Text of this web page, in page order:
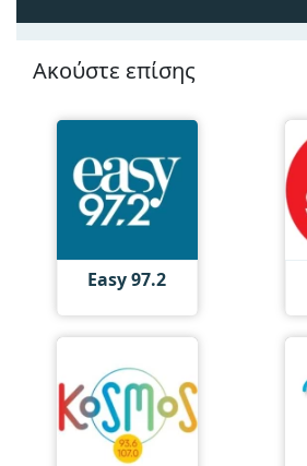
Ακούστε επίσης
Easy 97.2